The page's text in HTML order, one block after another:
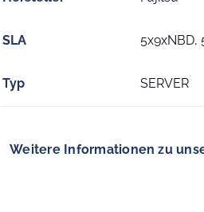
SLA 5x9xNBD,
Typ SERVER
Weitere Informationen zu